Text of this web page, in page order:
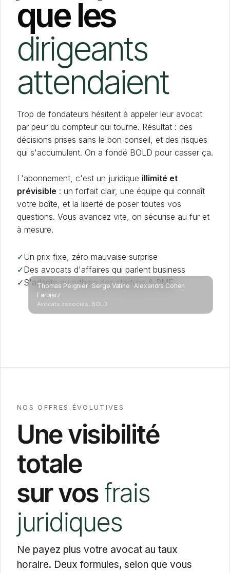
Thomas Peignier · Serge Vatine · Alexandra Cohen
Farbiarz
Avocats associés, BOLD
que les
dirigeants
attendaient
Trop de fondateurs hésitent à appeler leur avocat
par peur du compteur qui tourne. Résultat : des
décisions prises sans le bon conseil, et des risques
qui s'accumulent. On a fondé BOLD pour casser ça.
L'abonnement, c'est un juridique illimité et
prévisible : un forfait clair, une équipe qui connaît
votre boîte, et la liberté de poser toutes vos
questions. Vous avancez vite, on sécurise au fur et
à mesure.
✓Un prix fixe, zéro mauvaise surprise
✓Des avocats d'affaires qui parlent business
✓S'adapte au rythme des startups & PME
NOS OFFRES ÉVOLUTIVES
Une visibilité
totale
sur vos frais
juridiques
Ne payez plus votre avocat au taux
horaire. Deux formules, selon que vous